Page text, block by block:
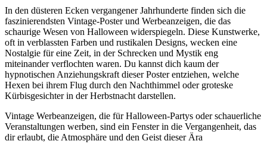
In den düsteren Ecken vergangener Jahrhunderte finden sich die
faszinierendsten Vintage-Poster und Werbeanzeigen, die das
schaurige Wesen von Halloween widerspiegeln. Diese Kunstwerke,
oft in verblassten Farben und rustikalen Designs, wecken eine
Nostalgie für eine Zeit, in der Schrecken und Mystik eng
miteinander verflochten waren. Du kannst dich kaum der
hypnotischen Anziehungskraft dieser Poster entziehen, welche
Hexen bei ihrem Flug durch den Nachthimmel oder groteske
Kürbisgesichter in der Herbstnacht darstellen.
Vintage Werbeanzeigen, die für Halloween-Partys oder schauerliche
Veranstaltungen werben, sind ein Fenster in die Vergangenheit, das
dir erlaubt, die Atmosphäre und den Geist dieser Ära